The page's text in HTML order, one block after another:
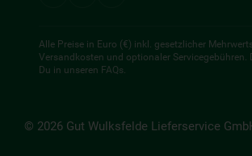
Alle Preise in Euro (€) inkl. gesetzlicher
Versandkosten und optionaler Servicegebühren.
Du in unseren FAQs.
© 2026 Gut Wulksfelde Lieferservice